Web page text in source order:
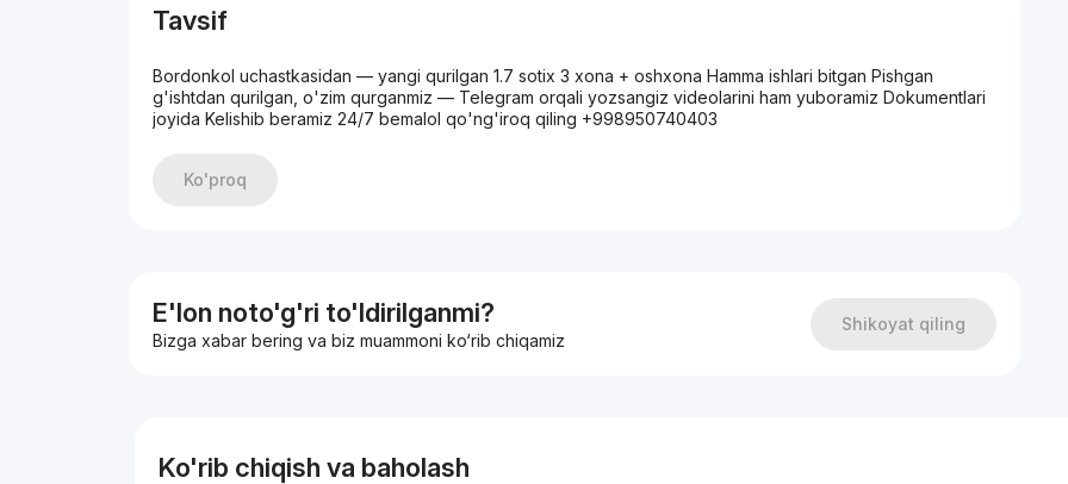
Tavsif
Bordonkol uchastkasidan — yangi qurilgan 1.7 sotix 3 xona + oshxona Hamma ishlari bitgan Pishgan
g'ishtdan qurilgan, o'zim qurganmiz — Telegram orqali yozsangiz videolarini ham yuboramiz Dokumentlari
joyida Kelishib beramiz 24/7 bemalol qo'ng'iroq qiling +998950740403
Ko'proq
E'lon noto'g'ri to'ldirilganmi?
Bizga xabar bering va biz muammoni ko‘rib chiqamiz
Shikoyat qiling
Ko'rib chiqish va baholash